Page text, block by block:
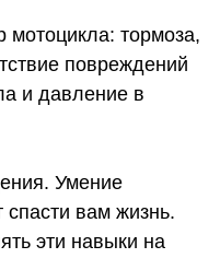
тормоза,
повреждений
и давление в
Умение
спасти вам жизнь.
эти навыки на